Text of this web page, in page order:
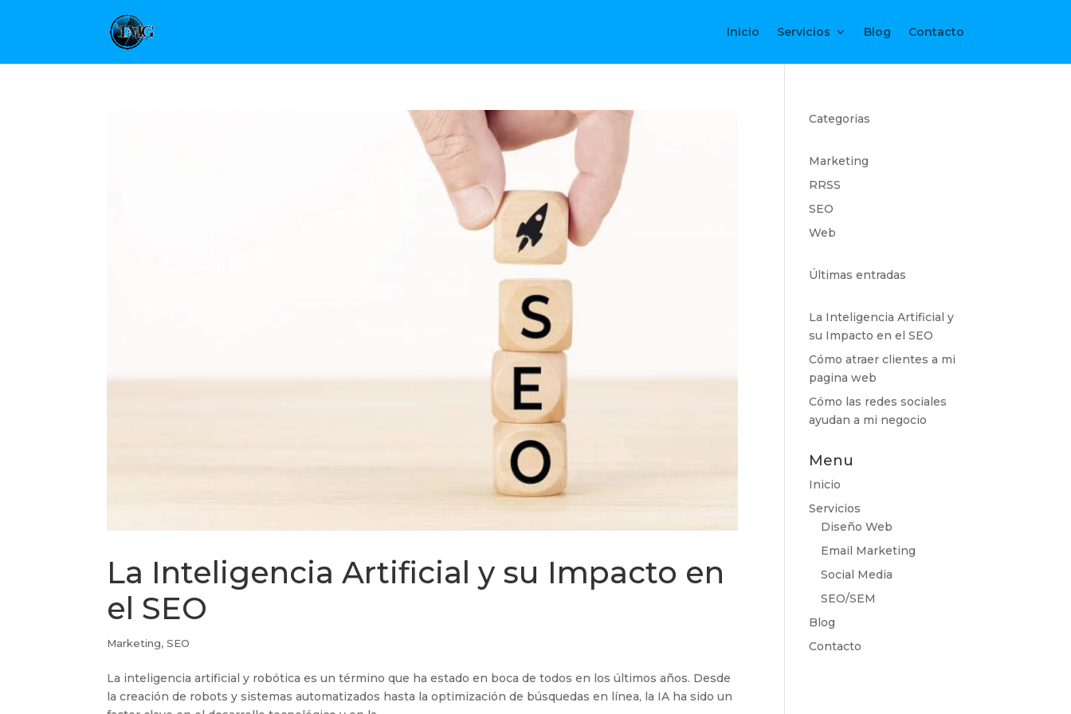
Inicio Servicios Blog Contacto
La Inteligencia Artificial y su Impacto en
el SEO
Marketing,SEO
La inteligencia artificial y robótica es un término que ha estado en boca de todos en los últimos años. Desde
la creación de robots y sistemas automatizados hasta la optimización de búsquedas en línea, la IA ha sido un
Categorias
Marketing
RRSS
SEO
Web
Últimas entradas
La Inteligencia Artificial y
su Impacto en el SEO
Cómo atraer clientes a mi
pagina web
Cómo las redes sociales
ayudan a mi negocio
Menu
Inicio
Servicios
Diseño Web
Email Marketing
Social Media
SEO/SEM
Blog
Contacto